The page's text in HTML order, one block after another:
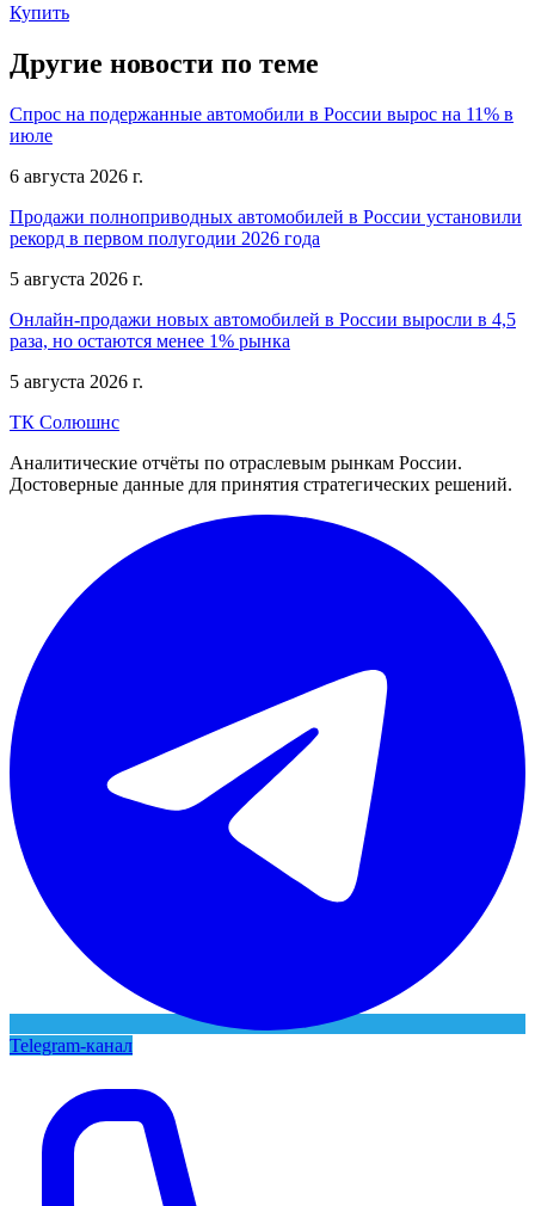
Купить
Другие новости по теме
Спрос на подержанные автомобили в России вырос на 11% в
июле
6 августа 2026 г.
Продажи полноприводных автомобилей в России установили
рекорд в первом полугодии 2026 года
5 августа 2026 г.
Онлайн-продажи новых автомобилей в России выросли в 4,5
раза, но остаются менее 1% рынка
5 августа 2026 г.
ТК Солюшнс
Аналитические отчёты по отраслевым рынкам России.
Достоверные данные для принятия стратегических решений.
Telegram-канал